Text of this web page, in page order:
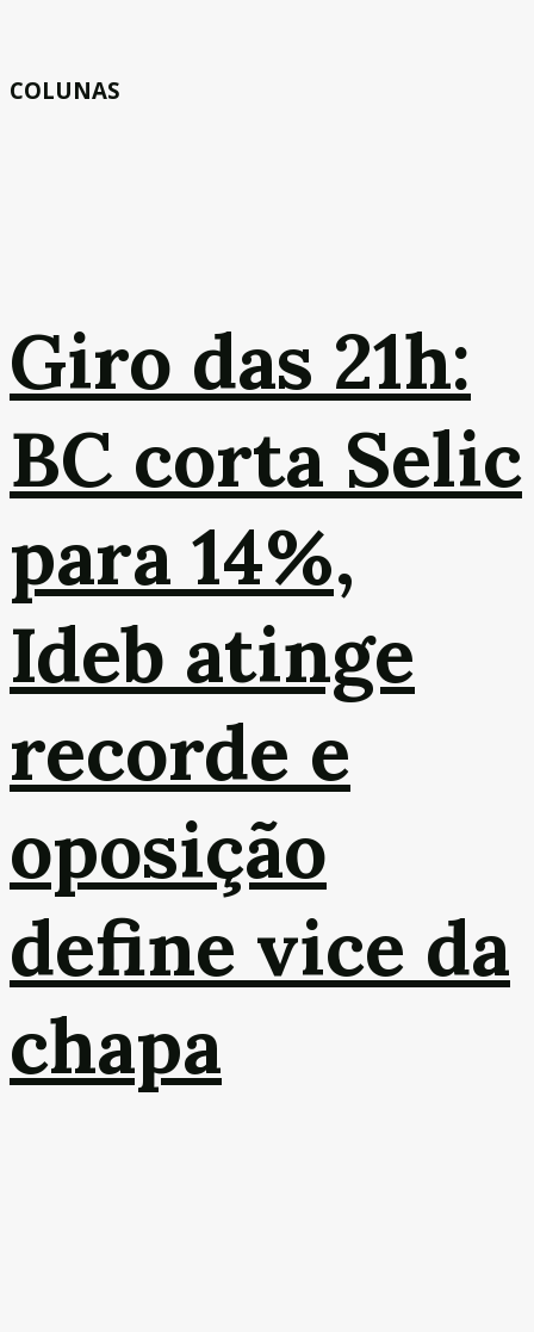
COLUNAS
Giro das 21h:
BC corta Selic
para 14%,
Ideb atinge
recorde e
oposição
define vice da
chapa